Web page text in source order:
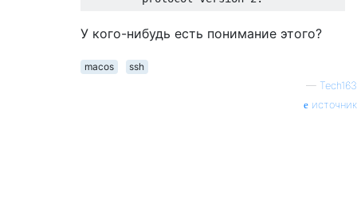
У кого-нибудь есть понимание этого?
macos
ssh
— Tech163
источник